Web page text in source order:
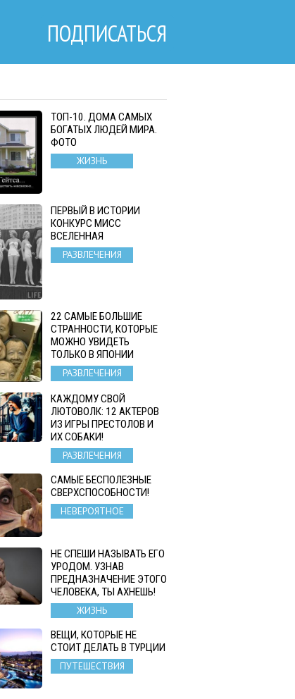
ПОДПИСАТЬСЯ
ТОП-10. ДОМА САМЫХ
БОГАТЫХ ЛЮДЕЙ МИРА.
ФОТО
ЖИЗНЬ
ПЕРВЫЙ В ИСТОРИИ
КОНКУРС МИСС
ВСЕЛЕННАЯ
РАЗВЛЕЧЕНИЯ
22 САМЫЕ БОЛЬШИЕ
СТРАННОСТИ, КОТОРЫЕ
МОЖНО УВИДЕТЬ
ТОЛЬКО В ЯПОНИИ
РАЗВЛЕЧЕНИЯ
КАЖДОМУ СВОЙ
ЛЮТОВОЛК: 12 АКТЕРОВ
ИЗ ИГРЫ ПРЕСТОЛОВ И
ИХ СОБАКИ!
РАЗВЛЕЧЕНИЯ
САМЫЕ БЕСПОЛЕЗНЫЕ
СВЕРХСПОСОБНОСТИ!
НЕВЕРОЯТНОЕ
НЕ СПЕШИ НАЗЫВАТЬ ЕГО
УРОДОМ. УЗНАВ
ПРЕДНАЗНАЧЕНИЕ ЭТОГО
ЧЕЛОВЕКА, ТЫ АХНЕШЬ!
ЖИЗНЬ
ВЕЩИ, КОТОРЫЕ НЕ
СТОИТ ДЕЛАТЬ В ТУРЦИИ
ПУТЕШЕСТВИЯ